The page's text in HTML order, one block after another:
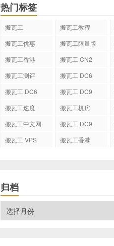
热门标签
搬瓦工 搬瓦工教程
搬瓦工优惠 搬瓦工限量版
搬瓦工香港
搬瓦工 CN2
搬瓦工测评
搬瓦工 DC6
搬瓦工 DC6
搬瓦工 DC9
搬瓦工速度
搬瓦工机房
搬瓦工中文网 搬瓦工 DC9
搬瓦工 VPS
搬瓦工香港
归档